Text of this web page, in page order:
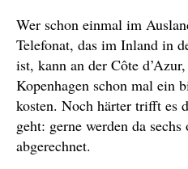
Wer schon einmal im
Telefonat, das im Inland in
ist, kann an der Côte
Kopenhagen schon mal ein
kosten. Noch härter trifft es
geht: gerne werden da
abgerechnet.